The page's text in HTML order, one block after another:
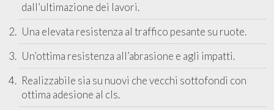
dall’ultimazione dei lavori.
Una elevata resistenza al traffico pesante su ruote.
Un’ottima resistenza all’abrasione e agli impatti.
Realizzabile sia su nuovi che vecchi sottofondi con
ottima adesione al cls.